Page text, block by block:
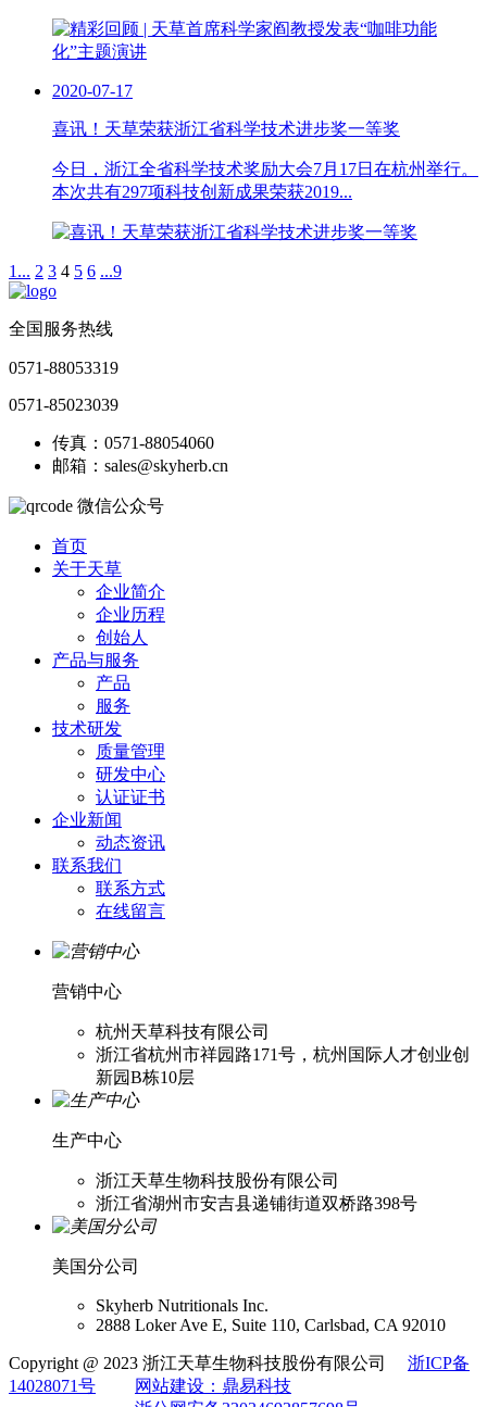
2020-07-17
喜讯！天草荣获浙江省科学技术进步奖一等奖
今日，浙江全省科学技术奖励大会7月17日在杭州举行。
本次共有297项科技创新成果荣获2019...
1... 2 3 4 5 6 ...9
全国服务热线
0571-88053319
0571-85023039
传真：0571-88054060
邮箱：sales@skyherb.cn
微信公众号
首页
关于天草
企业简介
企业历程
创始人
产品与服务
产品
服务
技术研发
质量管理
研发中心
认证证书
企业新闻
动态资讯
联系我们
联系方式
在线留言
营销中心
杭州天草科技有限公司
浙江省杭州市祥园路171号，杭州国际人才创业创
新园B栋10层
生产中心
浙江天草生物科技股份有限公司
浙江省湖州市安吉县递铺街道双桥路398号
美国分公司
Skyherb Nutritionals Inc.
2888 Loker Ave E, Suite 110, Carlsbad, CA 92010
Copyright @ 2023 浙江天草生物科技股份有限公司
浙ICP备
14028071号
网站建设：鼎易科技